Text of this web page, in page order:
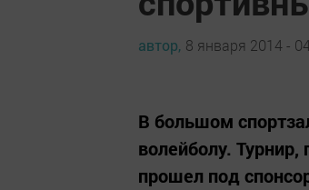
автор, 8 января 2014 -
В большом
волейболу. Турнир,
прошел под